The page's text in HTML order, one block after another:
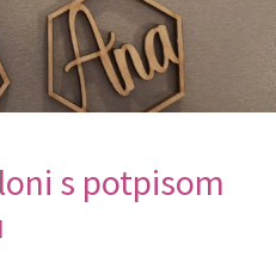
s potpisom